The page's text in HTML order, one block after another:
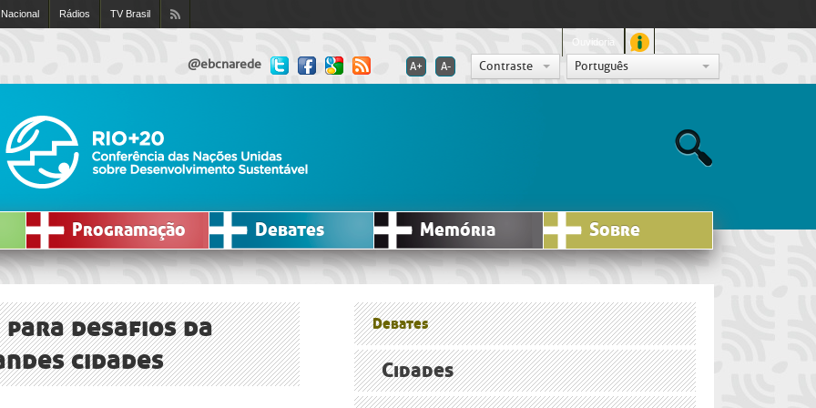
Rádios TV Brasil
Ouvidoria
@ebcnarede A+ A- Contraste Português
Programação Debates Memória Sobre
desafios da
cidades
Debates
Cidades